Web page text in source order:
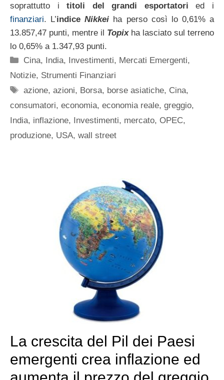
soprattutto ititoli del grandi esportatori ed i
finanziari. L’indice Nikkei ha perso così lo 0,61% a
13.857,47 punti, mentre il Topix ha lasciato sul terreno
lo 0,65% a 1.347,93 punti.
Categorie
Cina, India, Investimenti, Mercati Emergenti,
Notizie, Strumenti Finanziari
Tag
azione,azioni, Borsa, borse asiatiche, Cina,
consumatori, economia, economia reale, greggio,
India, inflazione, Investimenti, mercato, OPEC,
produzione, USA, wall street
La crescita del Pil dei Paesi
emergenti crea inflazione ed